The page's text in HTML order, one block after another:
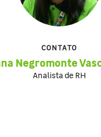
CONTATO
Negromonte
Analista de RH